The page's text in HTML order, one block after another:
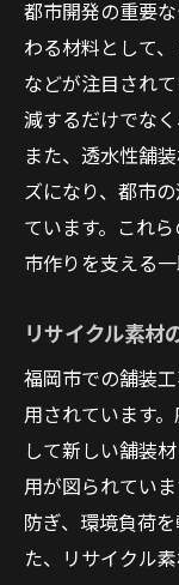
都市開発の重要
わる材料として
などが注目され
減するだけでなく
また、透水性舗
ズになり、都市
ています。これ
市作りを支える一
リサイクル素材
福岡市での舗装
用されています
して新しい舗装
用が図られてい
防ぎ、環境負荷
た、リサイクル